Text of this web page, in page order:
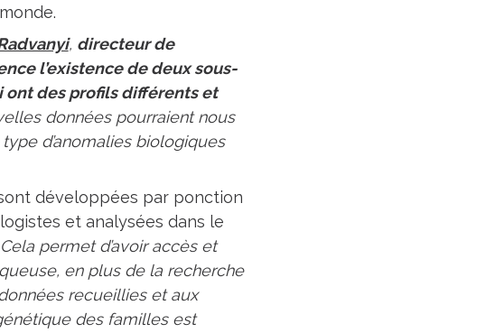
, directeur de
l’existence de deux sous-
ont des profils différents et
données pourraient nous
d’anomalies biologiques
développées par ponction
et analysées dans le
permet d’avoir accès et
en plus de la recherche
recueillies et aux
des familles est